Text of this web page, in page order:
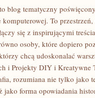
blog tematyczny
komputerowej. To
się z inspirującymi
osoby, które dopiero
chcą udoskonalać
i Projekty DIY i Kreatywne
rozumiana nie tylko jako
jako forma opowiadania